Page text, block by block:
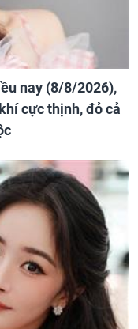
nay (8/8/2026),
cực thịnh, đỏ cả